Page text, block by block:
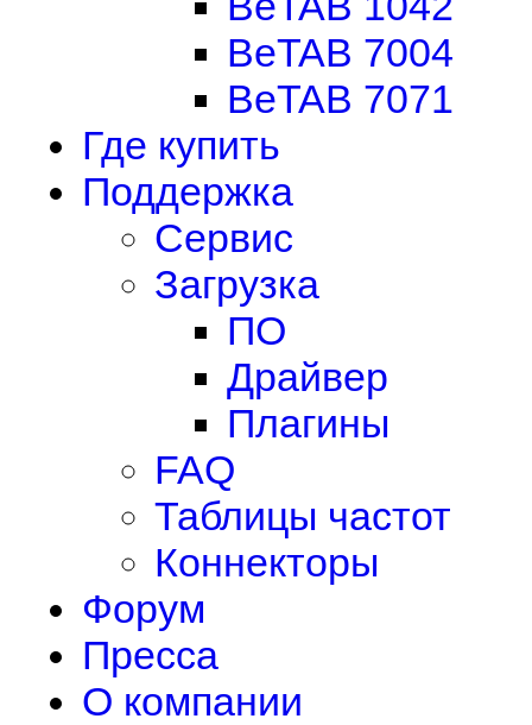
BeTAB 7004
BeTAB 7071
Где купить
Поддержка
Сервис
Загрузка
ПО
Драйвер
Плагины
FAQ
Таблицы частот
Коннекторы
Форум
Пресса
О компании